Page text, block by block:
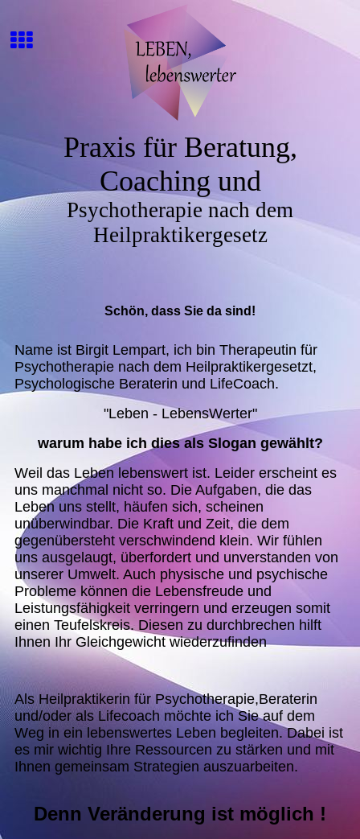
Praxis für Beratung,
Coaching und
Psychotherapie nach dem
Heilpraktikergesetz
Schön, dass Sie da sind!
Name ist Birgit Lempart, ich bin Therapeutin für
Psychotherapie nach dem Heilpraktikergesetzt,
Psychologische Beraterin und LifeCoach.
"Leben - LebensWerter"
warum habe ich dies als Slogan gewählt?
Weil das Leben lebenswert ist. Leider erscheint es
uns manchmal nicht so. Die Aufgaben, die das
Leben uns stellt, häufen sich, scheinen
unüberwindbar. Die Kraft und Zeit, die dem
gegenübersteht verschwindend klein. Wir fühlen
uns ausgelaugt, überfordert und unverstanden von
unserer Umwelt. Auch physische und psychische
Probleme können die Lebensfreude und
Leistungsfähigkeit verringern und erzeugen somit
einen Teufelskreis. Diesen zu durchbrechen hilft
Ihnen Ihr Gleichgewicht wiederzufinden
Als Heilpraktikerin für Psychotherapie,Beraterin
und/oder als Lifecoach möchte ich Sie auf dem
Weg in ein lebenswertes Leben begleiten. Dabei ist
es mir wichtig Ihre Ressourcen zu stärken und mit
Ihnen gemeinsam Strategien auszuarbeiten.
Denn Veränderung ist möglich !